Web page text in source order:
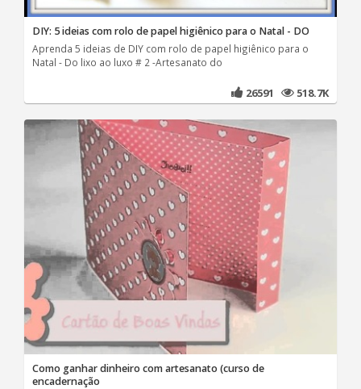
DIY: 5 ideias com rolo de papel higiênico para o Natal - DO
Aprenda 5 ideias de DIY com rolo de papel higiênico para o
Natal - Do lixo ao luxo # 2 -Artesanato do
26591 518.7K
Como ganhar dinheiro com artesanato (curso de
encadernação